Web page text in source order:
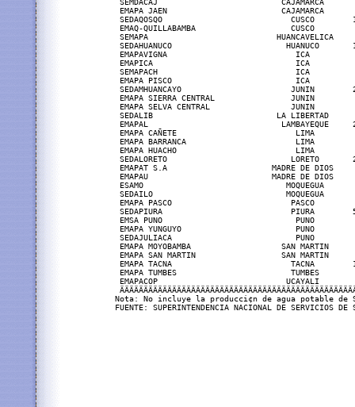
SEMDACAJ                          CAJAMARCA
EMAPA JAEN
SEDAQOSQO                           CUSCO
EMAQ-QUILLABAMBA
SEMAPA                           HUANCAVELICA
SEDAHUANUCO                        HUANUCO
EMAPAVIGNA                           ICA
EMAPICA                              ICA
SEMAPACH                             ICA
EMAPA PISCO                          ICA
SEDAMHUANCAYO                       JUNIN
EMAPA SIERRA CENTRAL
EMAPA SELVA CENTRAL
SEDALIB                          LA LIBERTAD
EMAPAL                            LAMBAYEQUE
EMAPA CAÑETE
EMAPA BARRANCA
EMAPA HUACHO
SEDALORETO                          LORETO
EMAPAT S.A                      MADRE DE DIOS
EMAPAU                          MADRE DE
ESAMO                              MOQUEGUA
SEDAILO
EMAPA PASCO
SEDAPIURA                           PIURA
EMSA PUNO                            PUNO
EMAPA YUNGUYO
SEDAJULIACA                          PUNO
EMAPA MOYOBAMBA                   SAN
EMAPA SAN MARTIN                  SAN MARTIN
EMAPA TACNA                         TACNA
EMAPA TUMBES                        TUMBES
EMAPACOP                           UCAYALI
Nota: No incluye la producci¢n de agua potable de